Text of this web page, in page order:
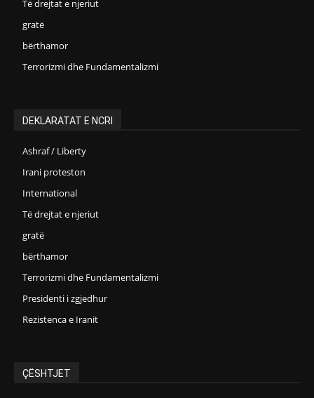
Të drejtat e njeriut
gratë
bërthamor
Terrorizmi dhe Fundamentalizmi
DEKLARATAT E NCRI
Ashraf / Liberty
Irani proteston
International
Të drejtat e njeriut
gratë
bërthamor
Terrorizmi dhe Fundamentalizmi
Presidenti i zgjedhur
Rezistenca e Iranit
ÇËSHTJET